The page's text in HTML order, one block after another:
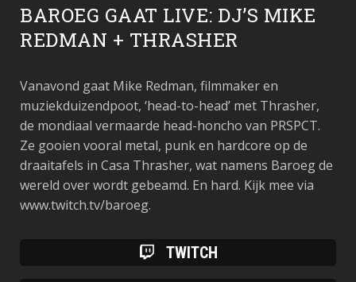
BAROEG GAAT LIVE: DJ’S MIKE
REDMAN + THRASHER
Vanavond gaat Mike Redman, filmmaker en
muziekduizendpoot, ‘head-to-head’ met Thrasher,
de mondiaal vermaarde head-honcho van PRSPCT.
Ze gooien vooral metal, punk en hardcore op de
draaitafels in Casa Thrasher, wat namens Baroeg de
wereld over wordt gebeamd. En hard. Kijk mee via
www.twitch.tv/baroeg.
TWITCH